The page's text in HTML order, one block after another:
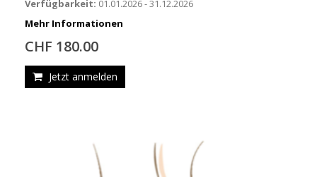
Verfügbarkeit: 01.01.2026 - 31.12.2026
Mehr Informationen
CHF 180.00
Jetzt anmelden